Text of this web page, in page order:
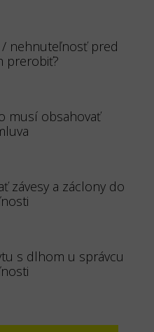
/ nehnuteľnosť pred
prerobiť?
musí obsahovať
závesy a záclony do
s dlhom u správcu